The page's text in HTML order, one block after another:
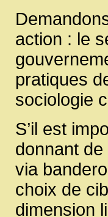
action : le
pratiques
sociologie
S’il est
donnant
via
choix de
dimension